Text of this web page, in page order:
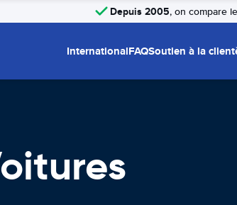
Depuis 2005, on compare
InternationalFAQSoutien à la